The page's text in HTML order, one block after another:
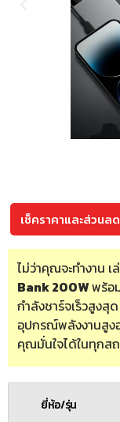
เช็คราคาและส่วนล
ไม่ว่าคุณจะทำงาน เ
Bank 200Wพร้อ
กำลังชาร์จเร็วสูงสุ
อุปกรณ์พลังงานสูง
คุณมั่นใจได้ในทุกส
ยี่ห้อ/รุ่น